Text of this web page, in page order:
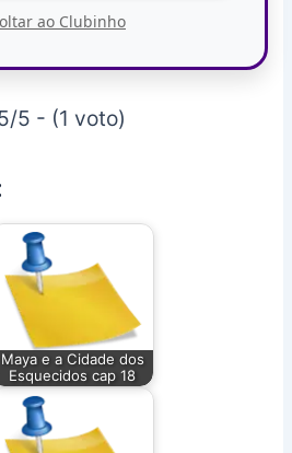
ao Clubinho
5 - (1 voto)
Maya e a Cidade dos
Esquecidos cap 18